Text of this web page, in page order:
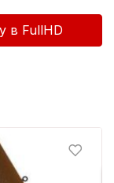
в FullHD